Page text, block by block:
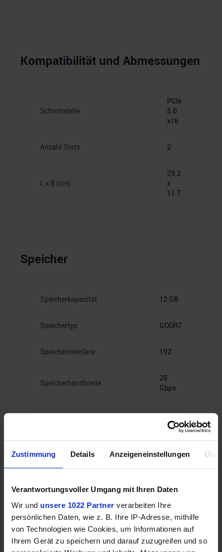
Zustimmung Details Anzeigeneinstellungen
Verantwortungsvoller Umgang mit Ihren Daten
Wir und unsere 1022 Partner verarbeiten Ihre
persönlichen Daten, wie z. B. Ihre IP-Adresse, mithilfe
von Technologien wie Cookies, um Informationen auf
Ihrem Gerät zu speichern und darauf zuzugreifen und so
Kompatibilität und Abmessungen
Schnittstelle
PCIe
5.0
x16
Anzahl Slots 2
L x B (cm)
29.2
x
11.7
Speicher
Speicherkapazität 12 GB
Speichertyp GDDR7
Speicherinterface 192
Speicherbandbreite
28
Gbps
Videoanschlüsse
1x HDMI
2.1b
DisplayPort
3x
DisplayPort
2.1b